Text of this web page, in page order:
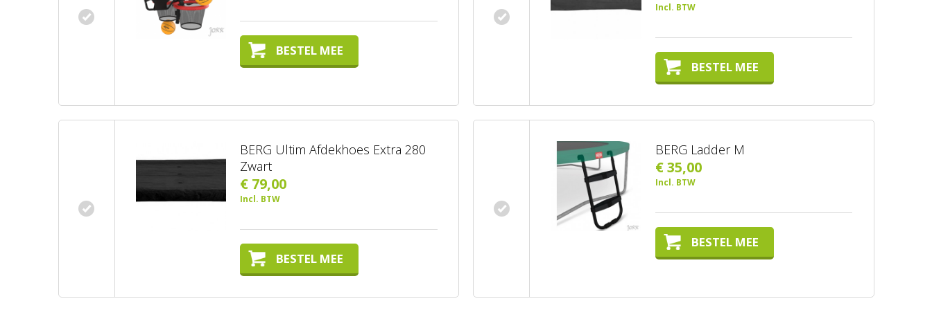
BESTEL MEE
Incl. BTW
BESTEL MEE
BERG Ultim Afdekhoes Extra 280
Zwart
€ 79,00
Incl. BTW
BESTEL MEE
BERG Ladder M
€ 35,00
Incl. BTW
BESTEL MEE